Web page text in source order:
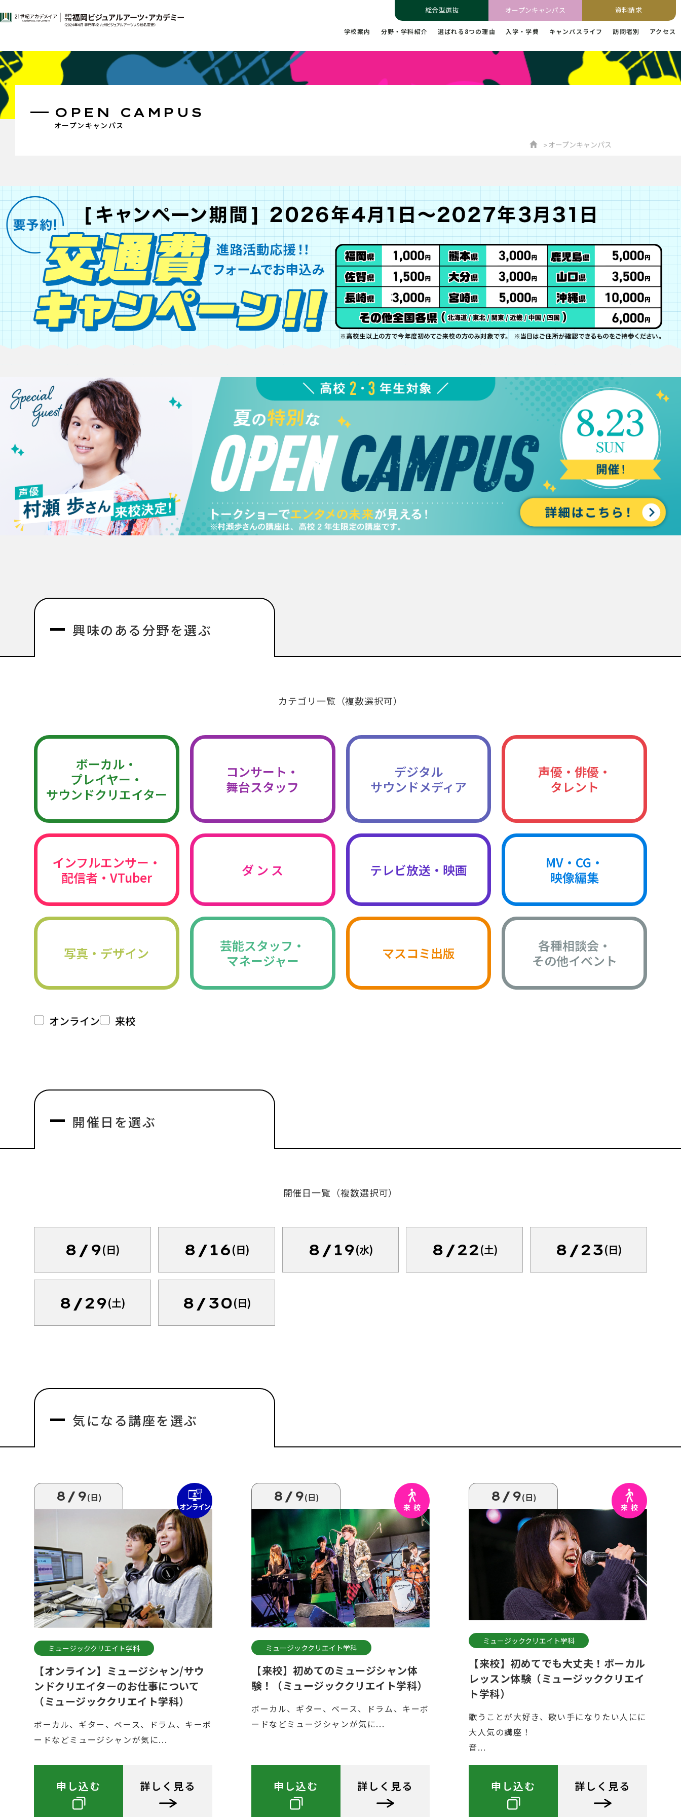
総合型選抜 オープンキャンパス 資料請求
学校案内 分野・学科紹介 選ばれる8つの理由 入学・学費 キャンパスライフ 訪問者別 アクセス
オープンキャンパス
OPEN CAMPUS
オープンキャンパス
興味のある分野を選ぶ
カテゴリ一覧（複数選択可）
ボーカル・
プレイヤー・
サウンドクリエイター
コンサート・
舞台スタッフ
デジタル
サウンドメディア
声優・俳優・
タレント
インフルエンサー・
配信者・VTuber
ダ ン ス テレビ放送・映画
MV・CG・
映像編集
写真・デザイン
芸能スタッフ・
マネージャー
マスコミ出版
各種相談会・
その他イベント
オンライン 来校
開催日を選ぶ
開催日一覧（複数選択可）
8/9(日) 8/16(日) 8/19(水) 8/22(土) 8/23(日)
8/29(土) 8/30(日)
気になる講座を選ぶ
8/9(日)
ミュージッククリエイト学科
【オンライン】ミュージシャン/サウ
ンドクリエイターのお仕事について
（ミュージッククリエイト学科）
ボーカル、ギター、ベース、ドラム、キーボ
ードなどミュージシャンが気に...
申し込む 詳しく見る
8/9(日)
ミュージッククリエイト学科
【来校】初めてのミュージシャン体
験！（ミュージッククリエイト学科）
ボーカル、ギター、ベース、ドラム、キーボ
ードなどミュージシャンが気に...
申し込む 詳しく見る
8/9(日)
ミュージッククリエイト学科
【来校】初めてでも大丈夫！ボーカル
レッスン体験（ミュージッククリエイ
ト学科）
歌うことが大好き、歌い手になりたい人にに
大人気の講座！
音...
申し込む 詳しく見る